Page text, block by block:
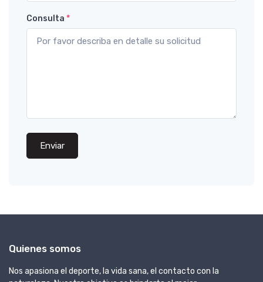
Consulta *
Enviar
Quienes somos
Nos apasiona el deporte, la vida sana, el contacto con la